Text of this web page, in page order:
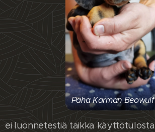
Paha Karman Beowulf
ei luonnetestiä taikka käyttötulosta